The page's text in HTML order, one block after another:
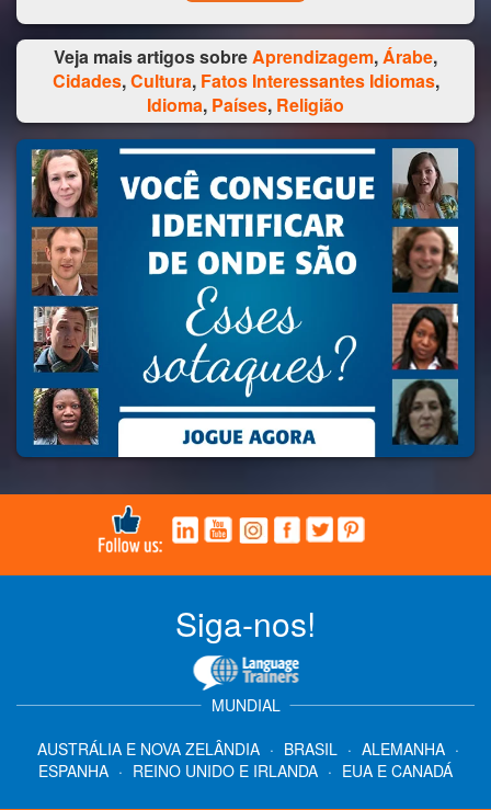
Veja mais artigos sobre Aprendizagem, Árabe,
Cidades,Cultura, Fatos Interessantes Idiomas,
Idioma, Países, Religião
Siga-nos!
MUNDIAL
AUSTRÁLIA E NOVA ZELÂNDIA · BRASIL · ALEMANHA ·
ESPANHA · REINO UNIDO E IRLANDA · EUA E CANADÁ